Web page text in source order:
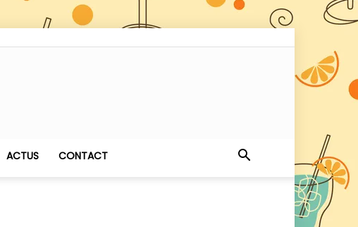
ACTUS CONTACT